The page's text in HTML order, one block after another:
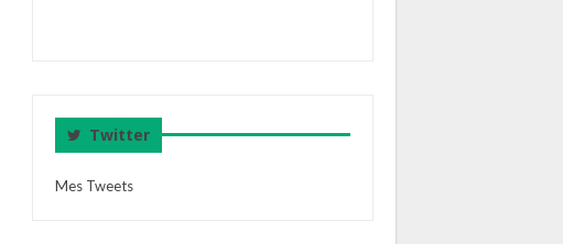
Twitter
Mes Tweets